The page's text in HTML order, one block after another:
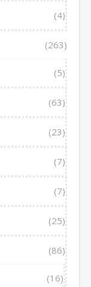
(4)
(263)
(5)
(63)
(23)
(7)
(7)
(25)
(86)
(16)